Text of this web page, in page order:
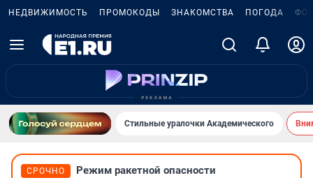
НЕДВИЖИМОСТЬ ПРОМОКОДЫ ЗНАКОМСТВА ПОГОДА
Стильные уралочки Академического
СРОЧНО Режим ракетной опасности